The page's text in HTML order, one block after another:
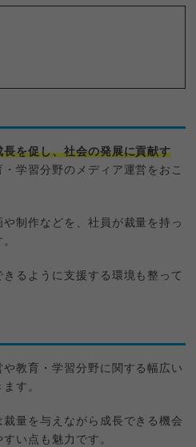
長を促し、社会の発展に貢献す
学習分野のメディア運営をおこ
制作などを、社員が裁量を持っ
るように支援する環境も整って
教育・学習分野に関する幅広い
す。
量を与えながら成長できる機会
い点も魅力です。